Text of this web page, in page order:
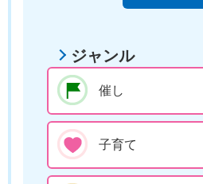
ジャンル
催し
子育て